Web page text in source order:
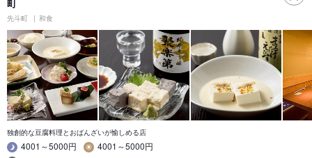
町
先斗町 和食
独創的な豆腐料理とおばんざいが愉しめる店
4001～5000円
4001～5000円